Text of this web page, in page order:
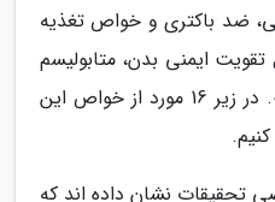
ضد باکتری و خواص تغذیه
ایمنی بدن، متابولیسم
سریع تر و بهبود گوارش است. در زیر 16 مورد از خواص این
تحقیقات نشان داده اند که